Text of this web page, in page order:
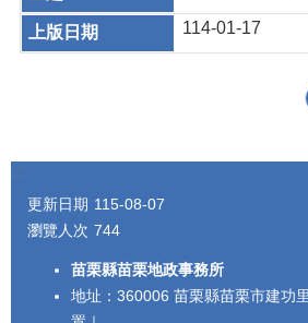
114-01-17
:::
更新日期 115-08-07
瀏覽人次 744
苗栗縣苗栗地政事務所
地址：360006 苗栗縣苗栗市建功